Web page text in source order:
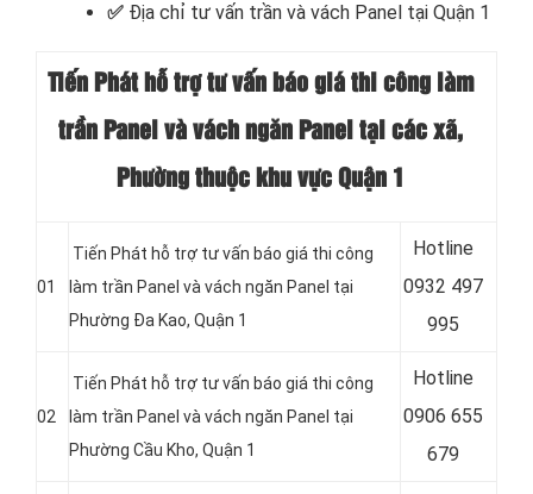
✅ Địa chỉ tư vấn trần và vách Panel tại Quận 1
Tiến Phát hỗ trợ tư vấn báo giá thi công làm
trần Panel và vách ngăn Panel tại các xã,
Phường thuộc khu vực Quận 1
01
Tiến Phát hỗ trợ tư vấn báo giá thi công
làm trần Panel và vách ngăn Panel tại
Phường Đa Kao, Quận 1
Hotline
0932 497
995
02
Tiến Phát hỗ trợ tư vấn báo giá thi công
làm trần Panel và vách ngăn Panel tại
Phường Cầu Kho, Quận 1
Hotline
0906 655
679